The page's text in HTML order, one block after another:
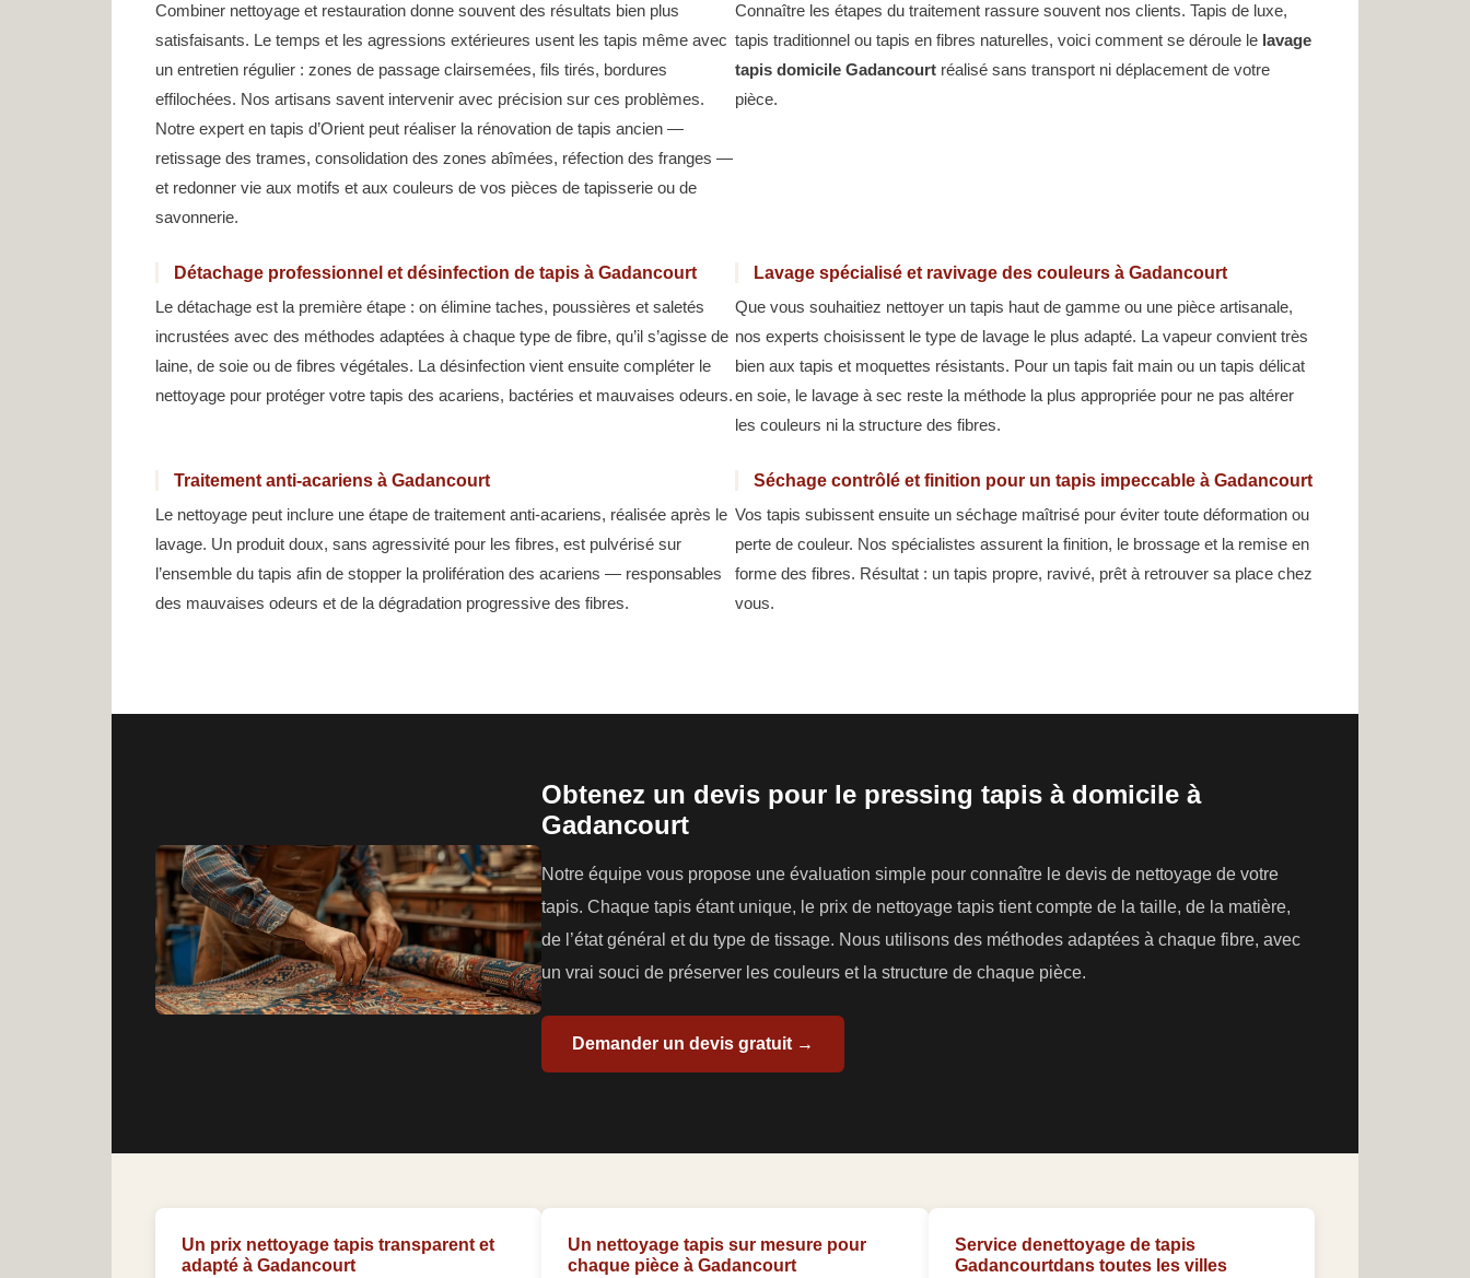
Combiner nettoyage et restauration donne souvent des résultats bien plus
satisfaisants. Le temps et les agressions extérieures usent les tapis même avec
un entretien régulier : zones de passage clairsemées, fils tirés, bordures
effilochées. Nos artisans savent intervenir avec précision sur ces problèmes.
Notre expert en tapis d’Orient peut réaliser la rénovation de tapis ancien —
retissage des trames, consolidation des zones abîmées, réfection des franges —
et redonner vie aux motifs et aux couleurs de vos pièces de tapisserie ou de
savonnerie.
Connaître les étapes du traitement rassure souvent nos clients. Tapis de luxe,
tapis traditionnel ou tapis en fibres naturelles, voici comment se déroule le lavage
tapis domicile Gadancourt réalisé sans transport ni déplacement de votre
pièce.
Détachage professionnel et désinfection de tapis à Gadancourt
Le détachage est la première étape : on élimine taches, poussières et saletés
incrustées avec des méthodes adaptées à chaque type de fibre, qu’il s’agisse de
laine, de soie ou de fibres végétales. La désinfection vient ensuite compléter le
nettoyage pour protéger votre tapis des acariens, bactéries et mauvaises odeurs.
Lavage spécialisé et ravivage des couleurs à Gadancourt
Que vous souhaitiez nettoyer un tapis haut de gamme ou une pièce artisanale,
nos experts choisissent le type de lavage le plus adapté. La vapeur convient très
bien aux tapis et moquettes résistants. Pour un tapis fait main ou un tapis délicat
en soie, le lavage à sec reste la méthode la plus appropriée pour ne pas altérer
les couleurs ni la structure des fibres.
Traitement anti-acariens à Gadancourt
Le nettoyage peut inclure une étape de traitement anti-acariens, réalisée après le
lavage. Un produit doux, sans agressivité pour les fibres, est pulvérisé sur
l’ensemble du tapis afin de stopper la prolifération des acariens — responsables
des mauvaises odeurs et de la dégradation progressive des fibres.
Séchage contrôlé et finition pour un tapis impeccable à Gadancourt
Vos tapis subissent ensuite un séchage maîtrisé pour éviter toute déformation ou
perte de couleur. Nos spécialistes assurent la finition, le brossage et la remise en
forme des fibres. Résultat : un tapis propre, ravivé, prêt à retrouver sa place chez
vous.
Obtenez un devis pour le pressing tapis à domicile à
Gadancourt
Notre équipe vous propose une évaluation simple pour connaître le devis de nettoyage de votre
tapis. Chaque tapis étant unique, le prix de nettoyage tapis tient compte de la taille, de la matière,
de l’état général et du type de tissage. Nous utilisons des méthodes adaptées à chaque fibre, avec
un vrai souci de préserver les couleurs et la structure de chaque pièce.
Demander un devis gratuit →
Un prix nettoyage tapis transparent et
adapté à Gadancourt
Un nettoyage tapis sur mesure pour
chaque pièce à Gadancourt
Service denettoyage de tapis
Gadancourtdans toutes les villes